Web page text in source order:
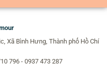
Xã Bình Hưng, Thành phố Hồ Chí
796 - 0937 473 287